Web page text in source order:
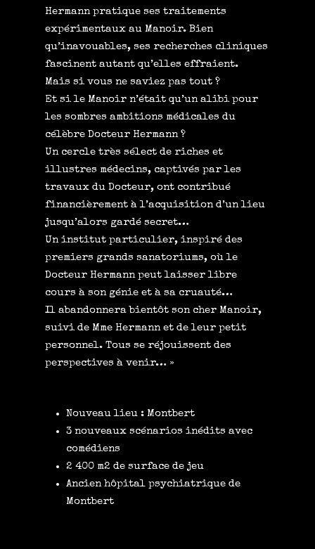
Hermann pratique ses traitements
expérimentaux au Manoir. Bien
qu’inavouables, ses recherches cliniques
fascinent autant qu’elles effraient.
Mais si vous ne saviez pas tout ?
Et si le Manoir n’était qu’un alibi pour
les sombres ambitions médicales du
célèbre Docteur Hermann ?
Un cercle très sélect de riches et
illustres médecins, captivés par les
travaux du Docteur, ont contribué
financièrement à l’acquisition d’un lieu
jusqu’alors gardé secret…
Un institut particulier, inspiré des
premiers grands sanatoriums, où le
Docteur Hermann peut laisser libre
cours à son génie et à sa cruauté…
Il abandonnera bientôt son cher Manoir,
suivi de Mme Hermann et de leur petit
personnel. Tous se réjouissent des
perspectives à venir… »
Nouveau lieu : Montbert
3 nouveaux scénarios inédits avec
comédiens
2 400 m2 de surface de jeu
Ancien hôpital psychiatrique de
Montbert